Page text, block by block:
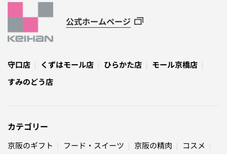
公式ホームページ
守口店 くずはモール店 ひらかた店
モール京橋店
すみのどう店
カテゴリー
京阪のギフト フード・スイーツ 京阪の精肉
コスメ